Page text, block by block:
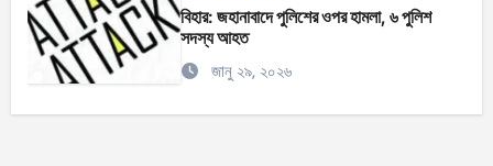
বিহার: জহানাবাদে পুলিশের ওপর হামলা, ৬ পুলিশ
সদস্য আহত
জানু ২৯, ২০২৬